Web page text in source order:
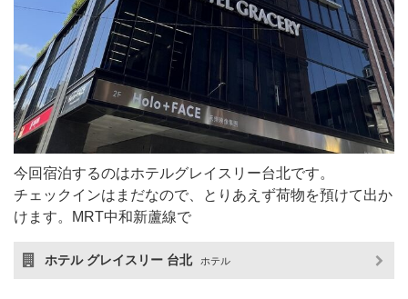
今回宿泊するのはホテルグレイスリー台北です。
チェックインはまだなので、とりあえず荷物を預けて出か
けます。MRT中和新蘆線で
ホテル グレイスリー 台北 ホテル